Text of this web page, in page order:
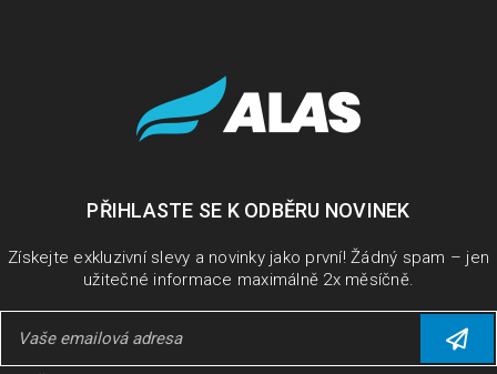
PŘIHLASTE SE K ODBĚRU NOVINEK
Získejte exkluzivní slevy a novinky jako první! Žádný spam – jen
užitečné informace maximálně 2x měsíčně.